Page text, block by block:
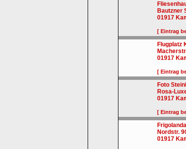
Bautzner
01917
[ Eintrag
Flugplatz
01917
[ Eintrag
Foto
Rosa-
01917
[ Eintrag
Nordstr.
01917